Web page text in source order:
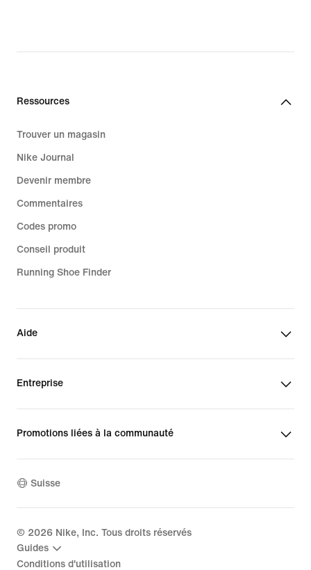
250.00 CHF
Ressources
Trouver un magasin
Nike Journal
Devenir membre
Commentaires
Codes promo
Conseil produit
Running Shoe Finder
Aide
Entreprise
Promotions liées à la communauté
Suisse
© 2026 Nike, Inc. Tous droits réservés
Guides
Conditions d'utilisation